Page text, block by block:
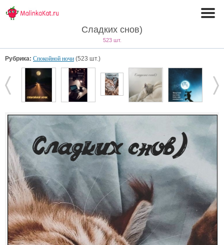
Сладких снов)
523 шт.
Рубрика: Спокойной ночи (523 шт.)